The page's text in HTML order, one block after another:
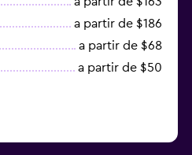
a partir de $186
a partir de $68
a partir de $50